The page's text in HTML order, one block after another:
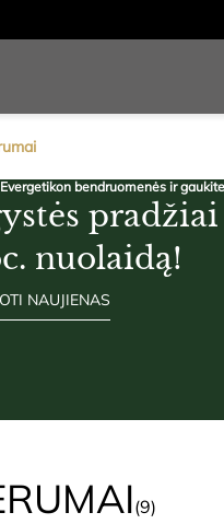
bendruomenės ir
nuolaidą!
NAUJIENAS
(9)